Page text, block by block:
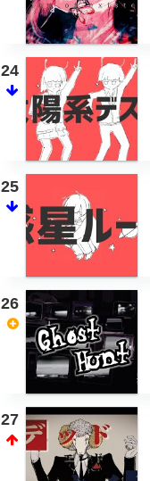
24
25
26
27